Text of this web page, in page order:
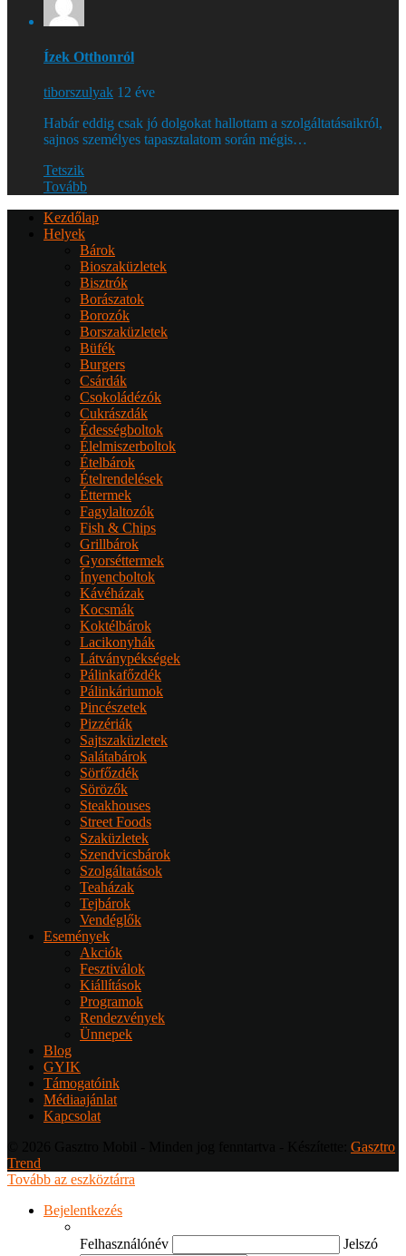
Ízek Otthonról
tiborszulyak 12 éve
Habár eddig csak jó dolgokat hallottam a szolgáltatásaikról,
sajnos személyes tapasztalatom során mégis…
Tetszik
Tovább
Kezdőlap
Helyek
Bárok
Bioszaküzletek
Bisztrók
Borászatok
Borozók
Borszaküzletek
Büfék
Burgers
Csárdák
Csokoládézók
Cukrászdák
Édességboltok
Élelmiszerboltok
Ételbárok
Ételrendelések
Éttermek
Fagylaltozók
Fish & Chips
Grillbárok
Gyorséttermek
Ínyencboltok
Kávéházak
Kocsmák
Koktélbárok
Lacikonyhák
Látványpékségek
Pálinkafőzdék
Pálinkáriumok
Pincészetek
Pizzériák
Sajtszaküzletek
Salátabárok
Sörfőzdék
Sörözők
Steakhouses
Street Foods
Szaküzletek
Szendvicsbárok
Szolgáltatások
Teaházak
Tejbárok
Vendéglők
Események
Akciók
Fesztiválok
Kiállítások
Programok
Rendezvények
Ünnepek
Blog
GYIK
Támogatóink
Médiaajánlat
Kapcsolat
Gasztro
Trend
Tovább az eszköztárra
Bejelentkezés
Felhasználónév Jelszó